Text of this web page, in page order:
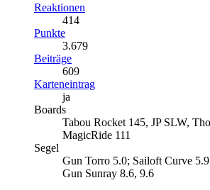
Reaktionen
414
Punkte
3.679
Beiträge
609
Karteneintrag
ja
Boards
Tabou Rocket 145, JP SLW,
MagicRide 111
Segel
Gun Torro 5.0; Sailoft Curve
Gun Sunray 8.6, 9.6